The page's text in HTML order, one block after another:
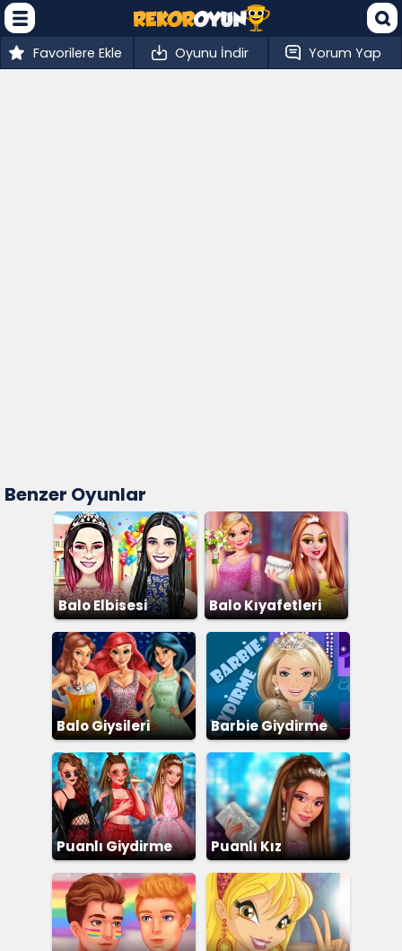
Favorilere Ekle Oyunu İndir Yorum Yap
Benzer Oyunlar
Balo Elbisesi
Giydirme
Balo Kıyafetleri
Balo Giysileri Barbie Giydirme
Puanlı Giydirme
Puanlı Kız
Giydirme